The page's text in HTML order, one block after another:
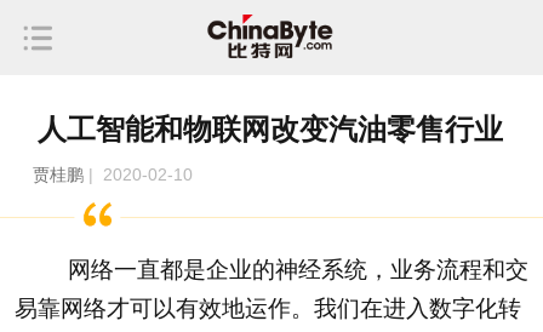
人工智能和物联网改变汽油零售行业
贾桂鹏 | 2020-02-10
网络一直都是企业的神经系统，业务流程和交
易靠网络才可以有效地运作。我们在进入数字化转